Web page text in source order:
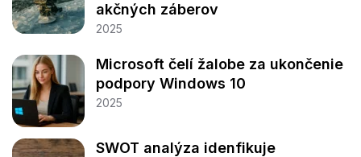
akčných záberov
2025
Microsoft čelí žalobe za ukončenie
podpory Windows 10
2025
SWOT analýza idenfikuje